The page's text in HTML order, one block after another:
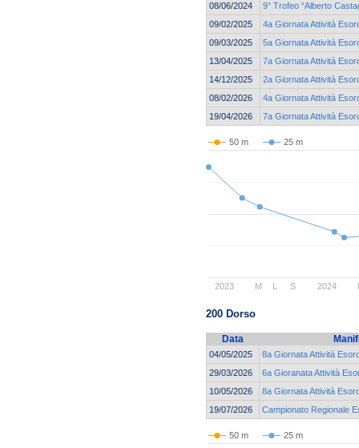
08/06/2024
9° Trofeo “Alberto
09/02/2025
4a Giornata Attività
09/03/2025
5a Giornata Attività
13/04/2025
7a Giornata Attività
14/12/2025
2a Giornata Attività
08/02/2026
4a Giornata Attività
19/04/2026
7a Giornata Attività
50 m 25 m
2023 2024
M L S
200 Dorso
Data
04/05/2025
8a Giornata Attività
29/03/2026
6a Gioranata Attività
10/05/2026
8a Giornata Attività
19/07/2026
Campionato Regionale
50 m 25 m